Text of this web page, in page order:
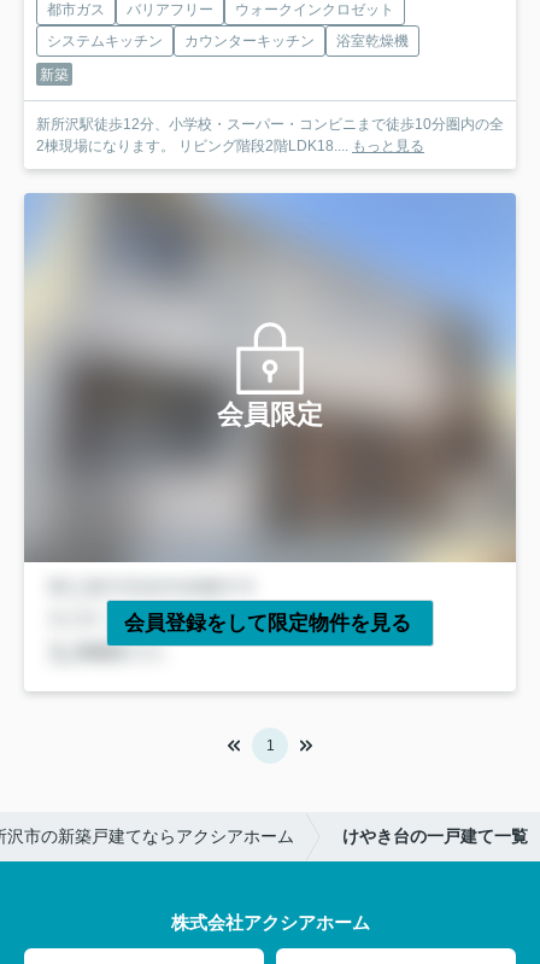
都市ガス バリアフリー
ウォークインクロゼット
システムキッチン
カウンターキッチン
浴室乾燥機
新築
新所沢駅徒歩12分、小学校・スーパー・コンビニまで徒歩10分圏内の全
2棟現場になります。 リビング階段2階LDK18.... もっと見る
会員限定
会員登録をして限定物件を見る
1
沢市の新築戸建てならアクシアホーム けやき台の一戸建て一覧
株式会社アクシアホーム